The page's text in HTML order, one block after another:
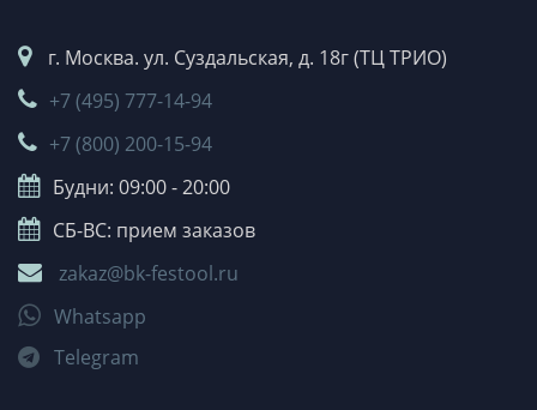
г. Москва. ул. Суздальская, д. 18г (ТЦ ТРИО)
+7 (495) 777-14-94
+7 (800) 200-15-94
Будни: 09:00 - 20:00
СБ-ВС: прием заказов
zakaz@bk-festool.ru
Whatsapp
Telegram